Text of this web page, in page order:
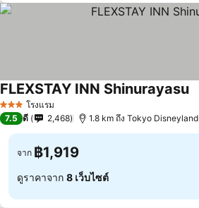
3 ดาว โรงแรม
FLEXSTAY INN Shinurayasu
7.5 ดี 2,468 1.8 km ถึง Tokyo Disneyland
จาก ฿1,919
ดูราคาจาก 8 เว็บไซต์